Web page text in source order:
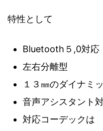
特性として
Bluetooth５,0対応
左右分離型
１３㎜のダイナミ
音声アシスタント
対応コーデックは